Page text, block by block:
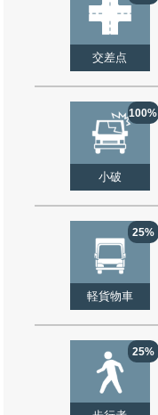
交差点
100%
小破
25%
軽貨物車
25%